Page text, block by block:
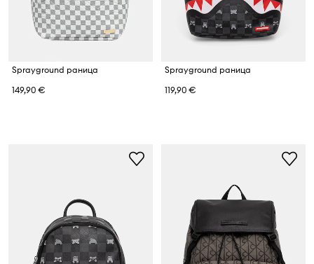
Sprayground раница
149,90 €
Sprayground раница
119,90 €